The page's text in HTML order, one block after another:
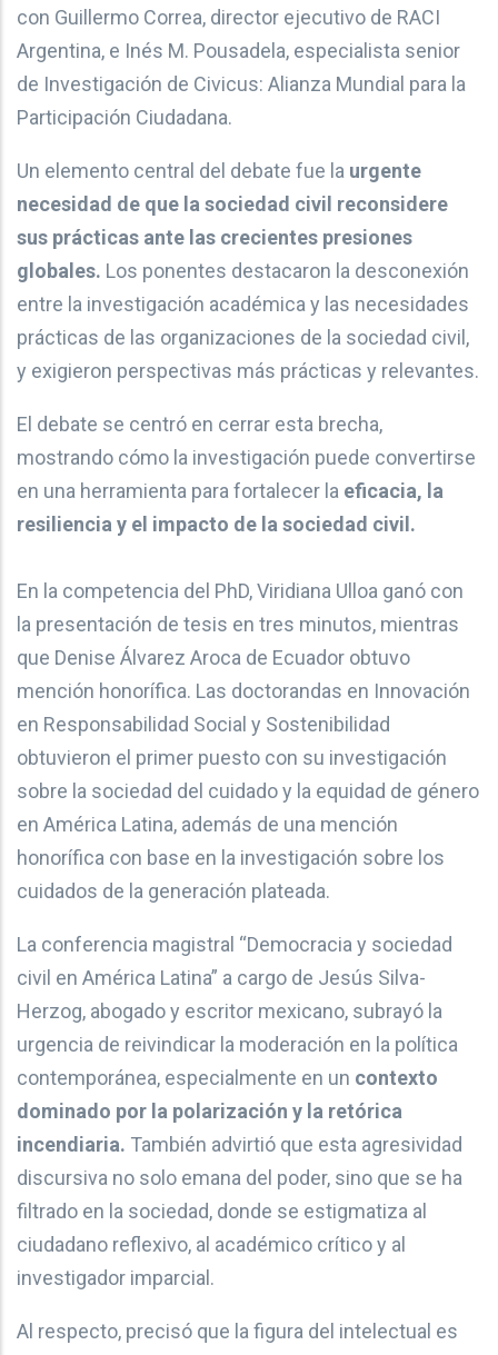
con Guillermo Correa, director ejecutivo de RACI
Argentina, e Inés M. Pousadela, especialista senior
de Investigación de Civicus: Alianza Mundial para la
Participación Ciudadana.
Un elemento central del debate fue la urgente
necesidad de que la sociedad civil reconsidere
sus prácticas ante las crecientes presiones
globales. Los ponentes destacaron la desconexión
entre la investigación académica y las necesidades
prácticas de las organizaciones de la sociedad civil,
y exigieron perspectivas más prácticas y relevantes.
El debate se centró en cerrar esta brecha,
mostrando cómo la investigación puede convertirse
en una herramienta para fortalecer la eficacia, la
resiliencia y el impacto de la sociedad civil.
En la competencia del PhD, Viridiana Ulloa ganó con
la presentación de tesis en tres minutos, mientras
que Denise Álvarez Aroca de Ecuador obtuvo
mención honorífica. Las doctorandas en Innovación
en Responsabilidad Social y Sostenibilidad
obtuvieron el primer puesto con su investigación
sobre la sociedad del cuidado y la equidad de género
en América Latina, además de una mención
honorífica con base en la investigación sobre los
cuidados de la generación plateada.
La conferencia magistral “Democracia y sociedad
civil en América Latina” a cargo de Jesús Silva-
Herzog, abogado y escritor mexicano, subrayó la
urgencia de reivindicar la moderación en la política
contemporánea, especialmente en un contexto
dominado por la polarización y la retórica
incendiaria. También advirtió que esta agresividad
discursiva no solo emana del poder, sino que se ha
filtrado en la sociedad, donde se estigmatiza al
ciudadano reflexivo, al académico crítico y al
investigador imparcial.
Al respecto, precisó que la figura del intelectual es